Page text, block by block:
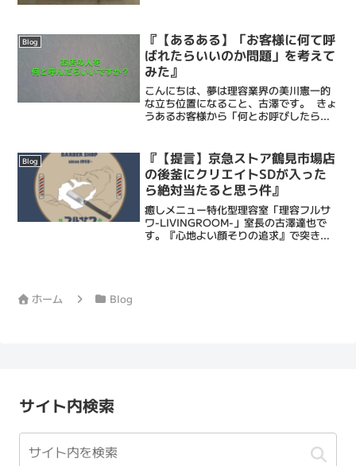
Blog
『【あるある】「お客様に何て呼
ばれたらいいのか問題」を考えて
みた』
こんにちは、夢は理容業界の美川憲一的
な立ち位置になること、古澤です。 きょ
うあるお客様から「何とお呼びしたらい
が、確かに.... 名札つけてる訳じゃないで
すし 意外と...
Blog
『【提言】京急ストア鶴見市場店
の後釜にクリエイトSDが入った
ら絶対当たると思う件』
癒しメニュー特化型理容室「理容フルサ
ワ-LIVINGROOM-」室長の古澤達也で
す。『心地よい顔そりの追求』で突き抜
ホーム
Blog
サイト内検索